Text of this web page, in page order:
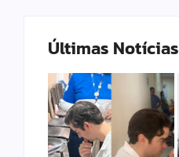
Últimas Notícias